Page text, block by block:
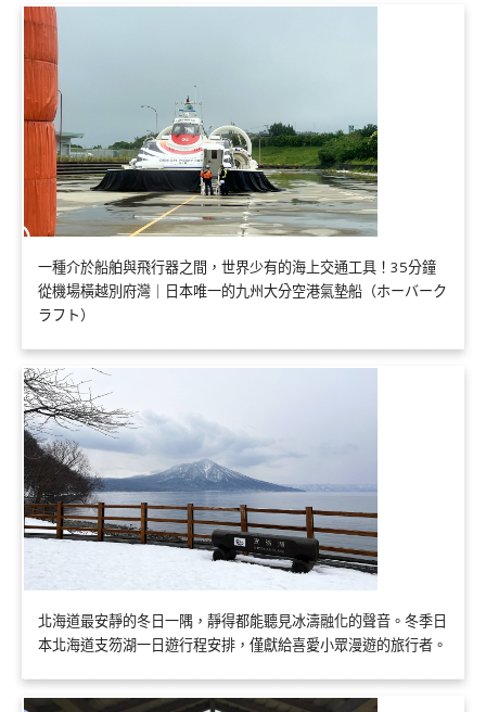
一種介於船舶與飛行器之間，世界少有的海上交通工具！35分鐘
從機場橫越別府灣｜日本唯一的九州大分空港氣墊船（ホーバーク
ラフト）
北海道最安靜的冬日一隅，靜得都能聽見冰濤融化的聲音。冬季日
本北海道支笏湖一日遊行程安排，僅獻給喜愛小眾漫遊的旅行者。